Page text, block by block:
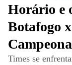
Horário e
Botafogo
Times se